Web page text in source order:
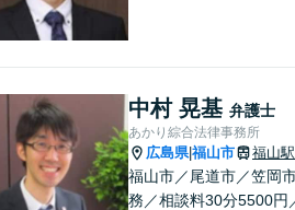
中村 晃基 弁護士
あかり綜合法律事務所
広島県|福山市 福山駅
福山市／尾道市／笠岡
務／相談料30分5500円